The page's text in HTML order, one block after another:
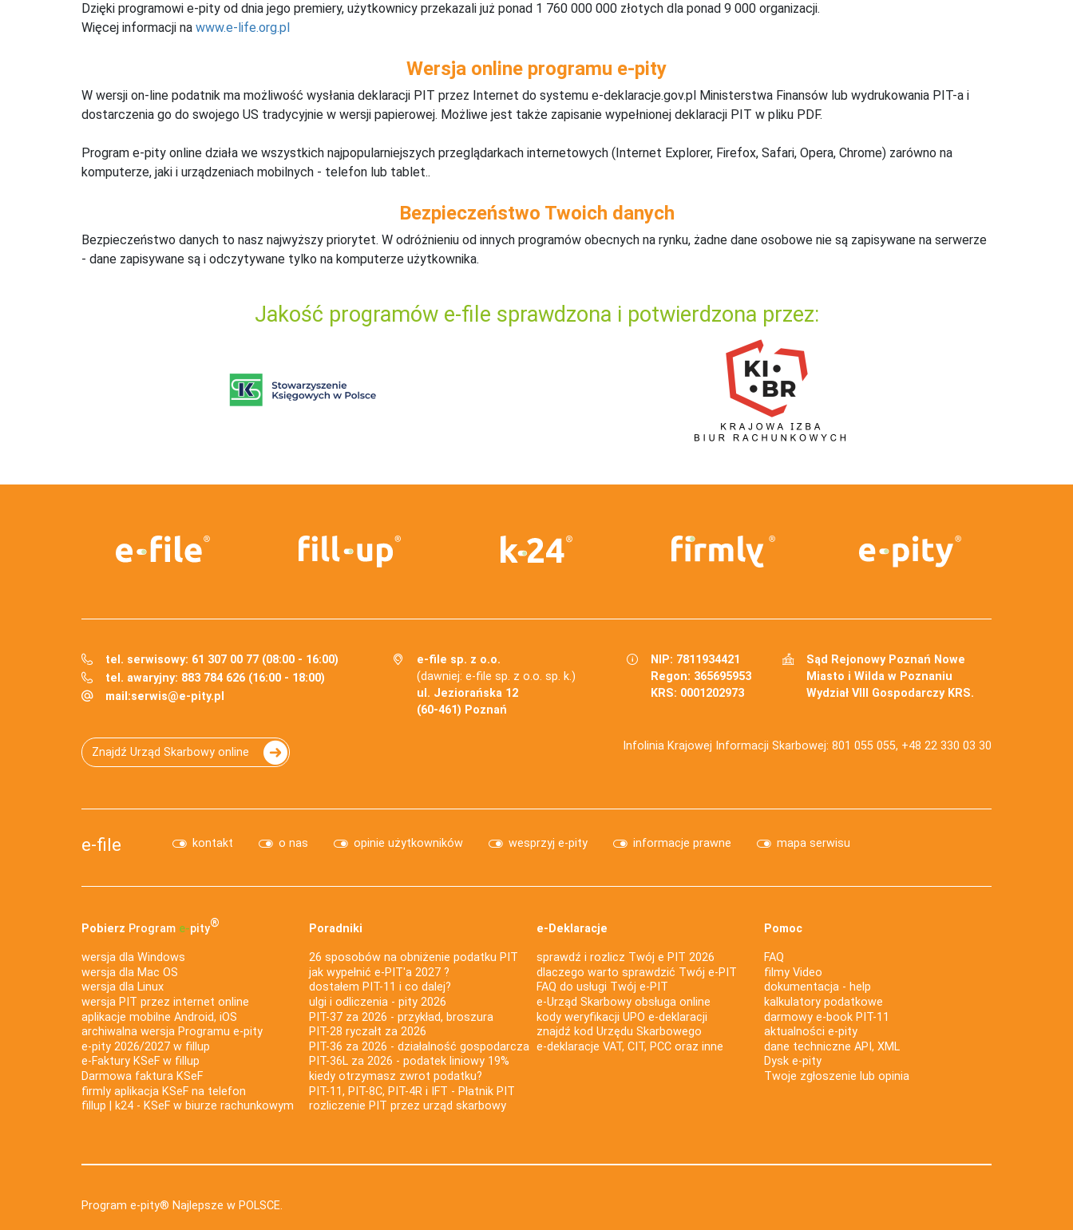
Dzięki programowi e-pity od dnia jego premiery, użytkownicy przekazali już ponad 1 760 000 000 złotych dla ponad 9 000 organizacji.
Więcej informacji na www.e-life.org.pl
Wersja online programu e-pity
W wersji on-line podatnik ma możliwość wysłania deklaracji PIT przez Internet do systemu e-deklaracje.gov.pl Ministerstwa Finansów lub wydrukowania PIT-a i
dostarczenia go do swojego US tradycyjnie w wersji papierowej. Możliwe jest także zapisanie wypełnionej deklaracji PIT w pliku PDF.
Program e-pity online działa we wszystkich najpopularniejszych przeglądarkach internetowych (Internet Explorer, Firefox, Safari, Opera, Chrome) zarówno na
komputerze, jaki i urządzeniach mobilnych - telefon lub tablet..
Bezpieczeństwo Twoich danych
Bezpieczeństwo danych to nasz najwyższy priorytet. W odróżnieniu od innych programów obecnych na rynku, żadne dane osobowe nie są zapisywane na serwerze
- dane zapisywane są i odczytywane tylko na komputerze użytkownika.
Jakość programów e-file sprawdzona i potwierdzona przez:
tel. serwisowy: 61 307 00 77 (08:00 - 16:00)
tel. awaryjny: 883 784 626 (16:00 - 18:00)
mail:serwis@e-pity.pl
e-file sp. z o.o.
(dawniej: e-file sp. z o.o. sp. k.)
ul. Jeziorańska 12
(60-461) Poznań
NIP: 7811934421
Regon: 365695953
KRS: 0001202973
Sąd Rejonowy Poznań Nowe
Miasto i Wilda w Poznaniu
Wydział VIII Gospodarczy KRS.
Znajdź Urząd Skarbowy online Infolinia Krajowej Informacji Skarbowej: 801 055 055, +48 22 330 03 30
e-file kontakt o nas opinie użytkowników wesprzyj e-pity informacje prawne mapa serwisu
Pobierz Program e‑pity®
wersja dla Windows
wersja dla Mac OS
wersja dla Linux
wersja PIT przez internet online
aplikacje mobilne Android, iOS
archiwalna wersja Programu e-pity
e-pity 2026/2027 w fillup
e‑Faktury KSeF w fillup
Darmowa faktura KSeF
firmly aplikacja KSeF na telefon
fillup | k24 - KSeF w biurze rachunkowym
Poradniki
26 sposobów na obniżenie podatku PIT
jak wypełnić e-PIT'a 2027 ?
dostałem PIT-11 i co dalej?
ulgi i odliczenia - pity 2026
PIT-37 za 2026 - przykład, broszura
PIT-28 ryczałt za 2026
PIT-36 za 2026 - działalność gospodarcza
PIT-36L za 2026 - podatek liniowy 19%
kiedy otrzymasz zwrot podatku?
PIT-11, PIT-8C, PIT-4R i IFT - Płatnik PIT
rozliczenie PIT przez urząd skarbowy
e-Deklaracje
sprawdź i rozlicz Twój e PIT 2026
dlaczego warto sprawdzić Twój e-PIT
FAQ do usługi Twój e-PIT
e-Urząd Skarbowy obsługa online
kody weryfikacji UPO e-deklaracji
znajdź kod Urzędu Skarbowego
e-deklaracje VAT, CIT, PCC oraz inne
Pomoc
FAQ
filmy Video
dokumentacja - help
kalkulatory podatkowe
darmowy e-book PIT-11
aktualności e-pity
dane techniczne API, XML
Dysk e-pity
Twoje zgłoszenie lub opinia
Program e-pity® Najlepsze w POLSCE.